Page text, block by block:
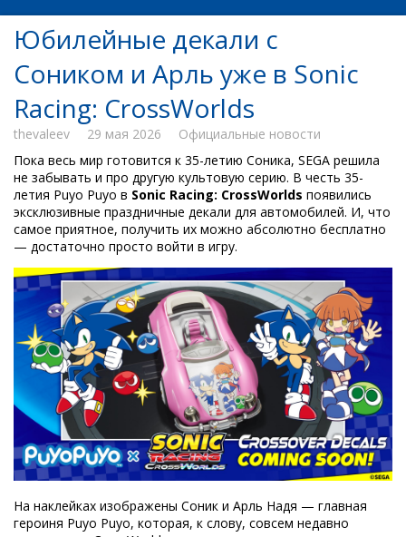
Юбилейные декали с
Соником и Арль уже в Sonic
Racing: CrossWorlds
thevaleev 29 мая 2026
Официальные новости
Пока весь мир готовится к 35-летию Соника, SEGA решила
не забывать и про другую культовую серию. В честь 35-
летия Puyo Puyo в Sonic Racing: CrossWorlds появились
эксклюзивные праздничные декали для автомобилей. И, что
самое приятное, получить их можно абсолютно бесплатно
— достаточно просто войти в игру.
На наклейках изображены Соник и Арль Надя — главная
героиня Puyo Puyo, которая, к слову, совсем недавно